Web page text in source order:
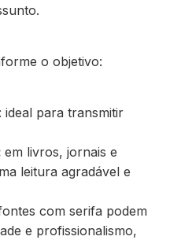
o objetivo:
: ideal para transmitir
em livros, jornais e
leitura agradável e
com serifa podem
e profissionalismo,